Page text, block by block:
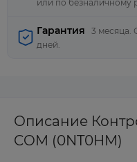
или по безналичному
Гарантия
3 месяца.
дней.
Описание
COM (0NT0HM)